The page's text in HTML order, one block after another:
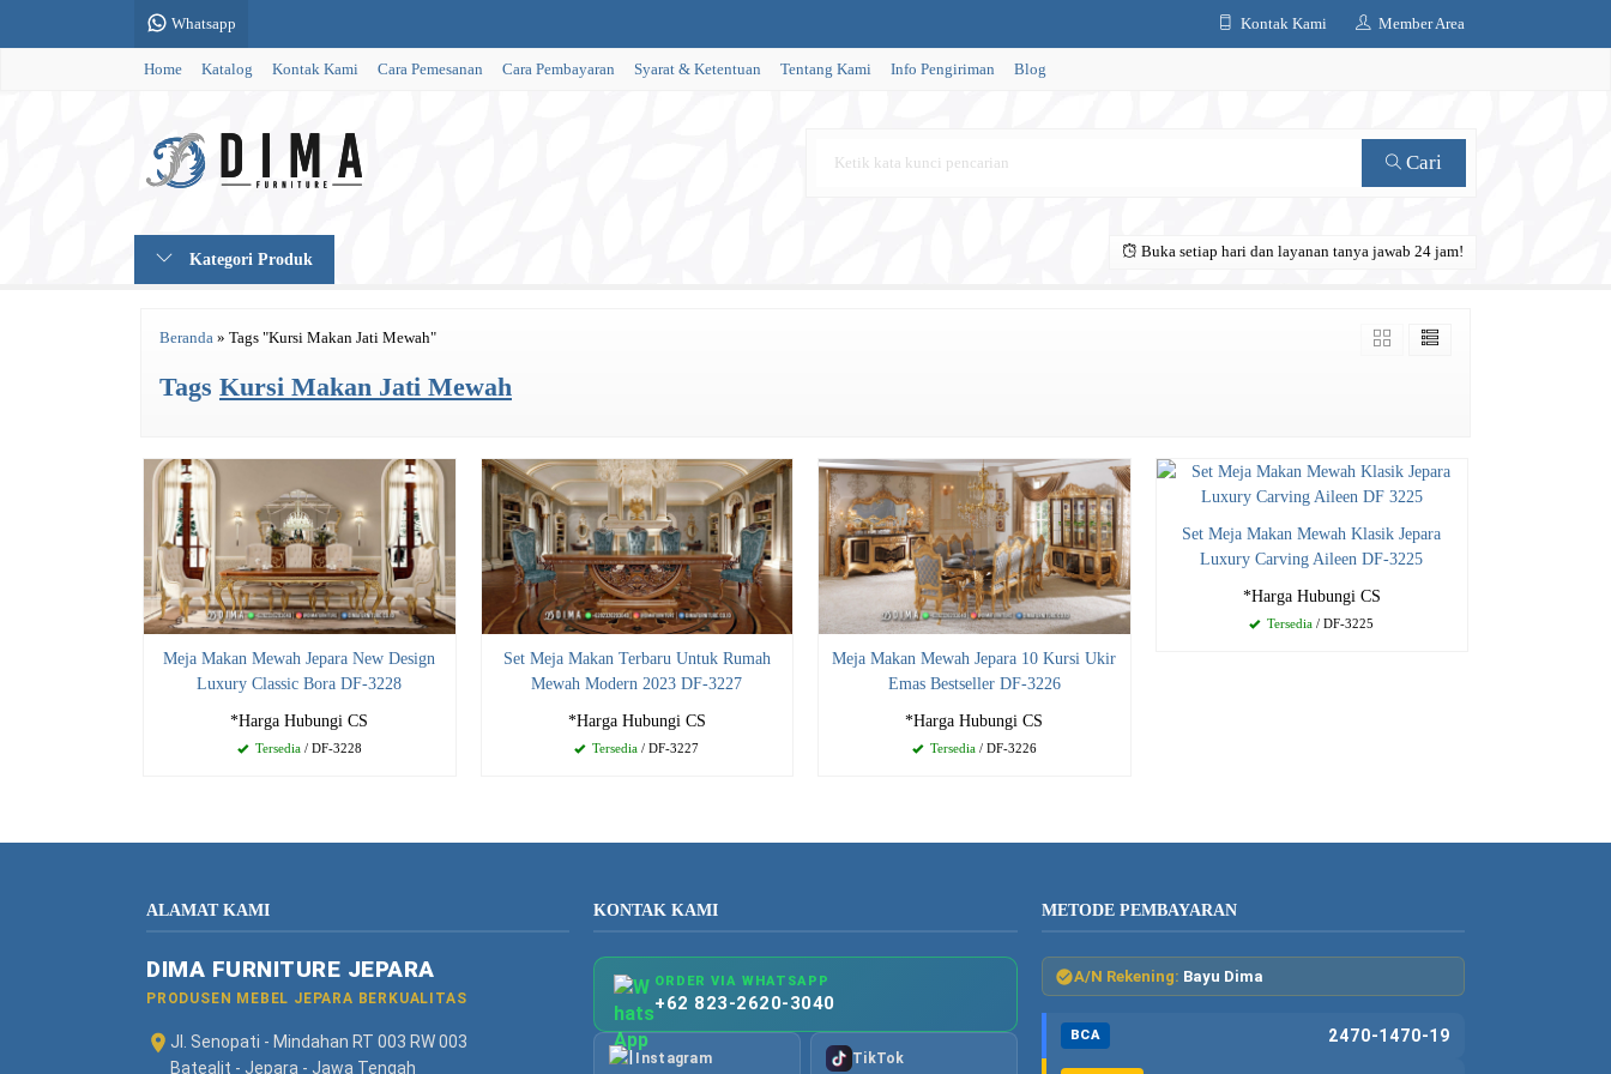
Whatsapp Kontak Kami Member Area
Home Katalog Kontak Kami Cara Pemesanan Cara Pembayaran Syarat & Ketentuan Tentang Kami Info Pengiriman Blog
Cari
Kategori Produk Buka setiap hari dan layanan tanya jawab 24 jam!
Beranda » Tags "Kursi Makan Jati Mewah"
Tags Kursi Makan Jati Mewah
Meja Makan Mewah Jepara New Design
Luxury Classic Bora DF-3228
*Harga Hubungi CS
Tersedia/ DF-3228
Set Meja Makan Terbaru Untuk Rumah
Mewah Modern 2023 DF-3227
*Harga Hubungi CS
Tersedia / DF-3227
Meja Makan Mewah Jepara 10 Kursi Ukir
Emas Bestseller DF-3226
*Harga Hubungi CS
Tersedia/ DF-3226
Set Meja Makan Mewah Klasik Jepara
Luxury Carving Aileen DF-3225
*Harga Hubungi CS
Tersedia / DF-3225
ALAMAT KAMI
DIMA FURNITURE JEPARA
PRODUSEN MEBEL JEPARA BERKUALITAS
Jl. Senopati - Mindahan RT 003 RW 003
Batealit - Jepara - Jawa Tengah
KONTAK KAMI
ORDER VIA WHATSAPP
+62 823-2620-3040
Instagram TikTok
METODE PEMBAYARAN
A/N Rekening: Bayu Dima
BCA 2470-1470-19